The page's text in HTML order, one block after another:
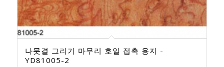
나뭇결 그리기 마무리 호일 접촉 용지 -
YD81005-2